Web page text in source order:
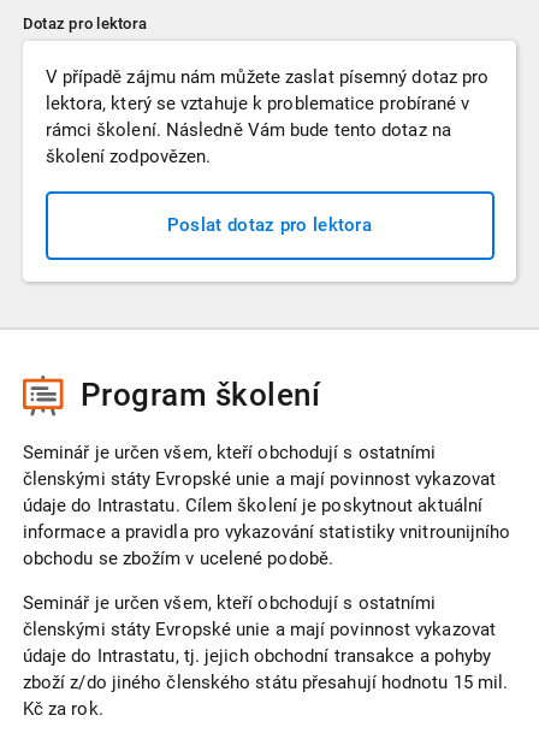
Dotaz pro lektora
V případě zájmu nám můžete zaslat písemný dotaz pro
lektora, který se vztahuje k problematice probírané v
rámci školení. Následně Vám bude tento dotaz na
školení zodpovězen.
Poslat dotaz pro lektora
Program školení
Seminář je určen všem, kteří obchodují s ostatními
členskými státy Evropské unie a mají povinnost vykazovat
údaje do Intrastatu. Cílem školení je poskytnout aktuální
informace a pravidla pro vykazování statistiky vnitrounijního
obchodu se zbožím v ucelené podobě.
Seminář je určen všem, kteří obchodují s ostatními
členskými státy Evropské unie a mají povinnost vykazovat
údaje do Intrastatu, tj. jejich obchodní transakce a pohyby
zboží z/do jiného členského státu přesahují hodnotu 15 mil.
Kč za rok.